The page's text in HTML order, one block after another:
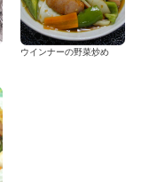
ウインナーの野菜炒め